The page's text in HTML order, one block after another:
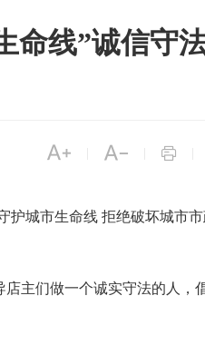
命线”诚信守
  
城市生命线 拒绝破坏城市
主们做一个诚实守法的人，